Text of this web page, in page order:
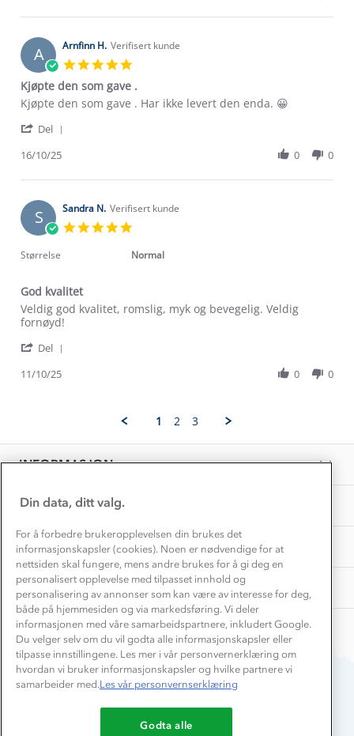
Merethe
on
5
Jan
2026
A Arnfinn H. Verifisert kunde
rating
Kjøpte den som gave .
Review
Arnfinn
on
Oct
review
Kjøpte
som
.
Kjøpte den som gave . Har ikke levert den enda. 😀
Del
Arnfinn
on
16
Oct
16/10/25 0 0
S Sandra N. Verifisert kunde
rating
Størrelse Normal
God kvalitet
Review
by
N.
11
review
stating
kvalitet
Veldig god kvalitet, romslig, myk og bevegelig. Veldig
fornøyd!
Del
11
2025
11/10/25 0 0
1 2 3
INFORMASJON
Kundeservice
Kontakt oss
Konkurransevinnere
Kundeklubb
Bedrift, barnehage og SFO
Presse
OM OSS
Verdigrunnlag
Klima og miljø
Dyreetikk
1% til samfunnet
Samarbeide med oss?
TIPS OG RÅD
Dette trenger du til barnehagen
Gravidklær
Hvordan velge riktig turtøy?
Store størrelser
Turmat oppskrifter
Beredskap
AKTIVITETER
Norgesferie 🇳🇴
Få turinspirasjon og tips her⛰
Overnatte utendørs⛺
Leirskole 🥾
Barnehageansatt
Tips til hyttetur
Du betaler enkelt med
Din data, ditt valg.
For å forbedre brukeropplevelsen din brukes det
informasjonskapsler (cookies). Noen er nødvendige for at
nettsiden skal fungere, mens andre brukes for å gi deg en
personalisert opplevelse med tilpasset innhold og
personalisering av annonser som kan være av interesse for deg,
både på hjemmesiden og via markedsføring. Vi deler
informasjonen med våre samarbeidspartnere, inkludert Google.
Du velger selv om du vil godta alle informasjonskapsler eller
tilpasse innstillingene. Les mer i vår personvernerklæring om
hvordan vi bruker informasjonskapsler og hvilke partnere vi
samarbeider med.Les vår personvernserklæring
Godta alle